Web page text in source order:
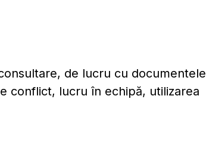
de lucru cu documentele
conflict, lucru în echipă, utilizarea